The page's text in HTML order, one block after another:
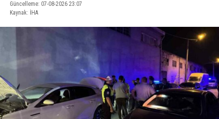
Güncelleme: 07-08-2026 23:07
Kaynak: İHA